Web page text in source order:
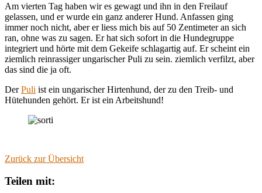
Am vierten Tag haben wir es gewagt und ihn in den Freilauf
gelassen, und er wurde ein ganz anderer Hund. Anfassen ging
immer noch nicht, aber er liess mich bis auf 50 Zentimeter an sich
ran, ohne was zu sagen. Er hat sich sofort in die Hundegruppe
integriert und hörte mit dem Gekeife schlagartig auf. Er scheint ein
ziemlich reinrassiger ungarischer Puli zu sein. ziemlich verfilzt, aber
das sind die ja oft.
DerPuli ist ein ungarischer Hirtenhund, der zu den Treib- und
Hütehunden gehört. Er ist ein Arbeitshund!
Zurück zur Übersicht
Teilen mit: